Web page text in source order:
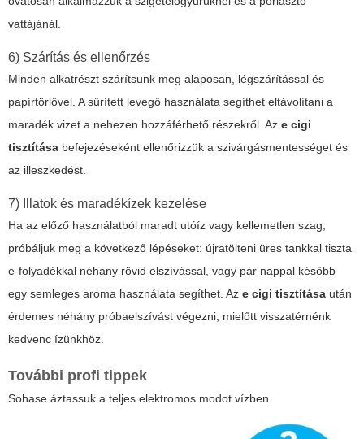
vattájánál.
6) Szárítás és ellenőrzés
Minden alkatrészt szárítsunk meg alaposan, légszárítással és
papírtörlővel. A sűrített levegő használata segíthet eltávolítani a
maradék vizet a nehezen hozzáférhető részekről. Az e cigi
tisztítása befejezéseként ellenőrizzük a szivárgásmentességet és
az illeszkedést.
7) Illatok és maradékízek kezelése
Ha az előző használatból maradt utóíz vagy kellemetlen szag,
próbáljuk meg a következő lépéseket: újratölteni üres tankkal tiszta
e-folyadékkal néhány rövid elszívással, vagy pár nappal később
egy semleges aroma használata segíthet. Az e cigi tisztítása után
érdemes néhány próbaelszívást végezni, mielőtt visszatérnénk
kedvenc ízünkhöz.
További profi tippek
Sohase áztassuk a teljes elektromos modot vízben.